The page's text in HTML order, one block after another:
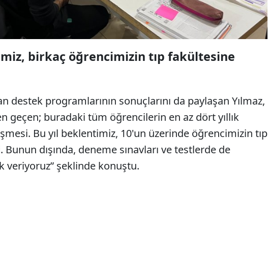
birkaç öğrencimizin tıp fakültesine
destek programlarının sonuçlarını da paylaşan Yılmaz,
geçen; buradaki tüm öğrencilerin en az dört yıllık
Bu yıl beklentimiz, 10'un üzerinde öğrencimizin tıp
dışında, deneme sınavları ve testlerde de
veriyoruz” şeklinde konuştu.